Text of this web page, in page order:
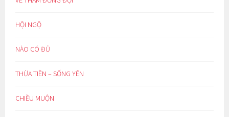
HỘI NGỘ
NÀO CÓ ĐỦ
THỪA TIỀN – SỐNG YÊN
CHIỀU MUỘN